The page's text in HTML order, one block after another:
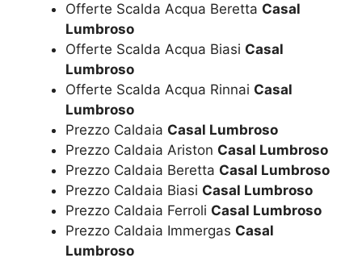
Offerte Scalda Acqua Beretta Casal
Lumbroso
Offerte Scalda Acqua Biasi Casal
Lumbroso
Offerte Scalda Acqua Rinnai Casal
Lumbroso
Prezzo Caldaia Casal Lumbroso
Prezzo Caldaia Ariston Casal Lumbroso
Prezzo Caldaia Beretta Casal Lumbroso
Prezzo Caldaia Biasi Casal Lumbroso
Prezzo Caldaia Ferroli Casal Lumbroso
Prezzo Caldaia Immergas Casal
Lumbroso